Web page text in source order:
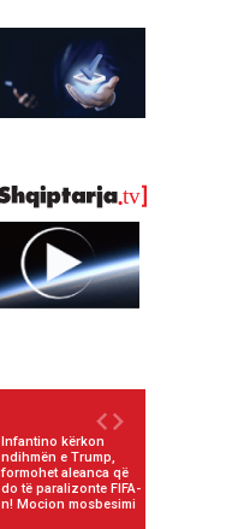
Infantino kërkon
ndihmën e Trump,
formohet aleanca që
do të paralizonte FIFA-
n! Mocion mosbesimi